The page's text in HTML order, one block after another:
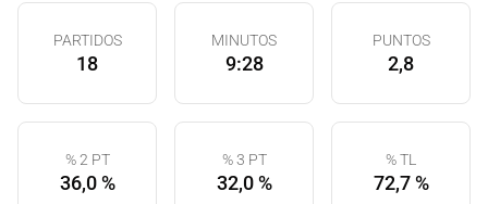
PARTIDOS
18
MINUTOS
9:28
PUNTOS
2,8
% 2 PT
36,0 %
% 3 PT
32,0 %
% TL
72,7 %